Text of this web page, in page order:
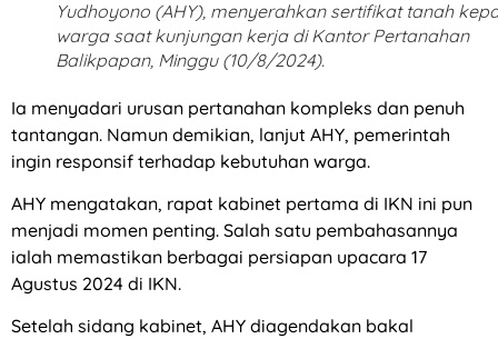
Yudhoyono (AHY), menyerahkan sertifikat tanah
warga saat kunjungan kerja di Kantor Pertanahan
Balikpapan, Minggu (10/8/2024).
Ia menyadari urusan pertanahan kompleks dan penuh
tantangan. Namun demikian, lanjut AHY, pemerintah
ingin responsif terhadap kebutuhan warga.
AHY mengatakan, rapat kabinet pertama di IKN ini pun
menjadi momen penting. Salah satu pembahasannya
ialah memastikan berbagai persiapan upacara 17
Agustus 2024 di IKN.
Setelah sidang kabinet, AHY diagendakan bakal